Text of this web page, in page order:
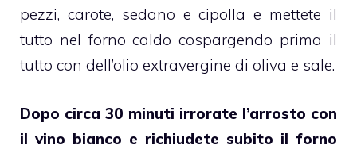
pezzi, carote, sedano e cipolla e mettete il
tutto nel forno caldo cospargendo prima il
tutto con dell’olio extravergine di oliva e sale.
Dopo circa 30 minuti irrorate l’arrosto con
il vino bianco e richiudete subito il forno